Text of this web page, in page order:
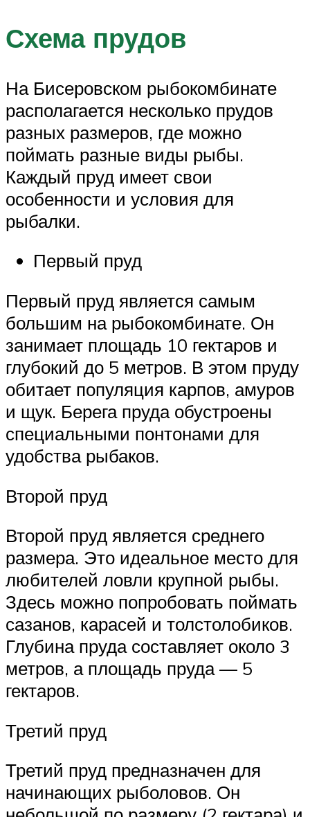
Схема прудов
На Бисеровском рыбокомбинате
располагается несколько прудов
разных размеров, где можно
поймать разные виды рыбы.
Каждый пруд имеет свои
особенности и условия для
рыбалки.
Первый пруд
Первый пруд является самым
большим на рыбокомбинате. Он
занимает площадь 10 гектаров и
глубокий до 5 метров. В этом пруду
обитает популяция карпов, амуров
и щук. Берега пруда обустроены
специальными понтонами для
удобства рыбаков.
Второй пруд
Второй пруд является среднего
размера. Это идеальное место для
любителей ловли крупной рыбы.
Здесь можно попробовать поймать
сазанов, карасей и толстолобиков.
Глубина пруда составляет около 3
метров, а площадь пруда — 5
гектаров.
Третий пруд
Третий пруд предназначен для
начинающих рыболовов. Он